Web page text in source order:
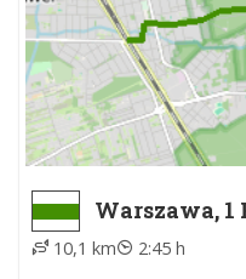
Warszawa, 1
Stara Miłosna
10,1 km 2:45 h